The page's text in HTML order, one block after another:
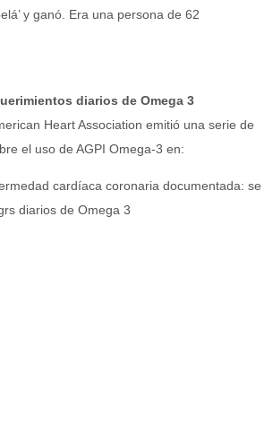
y ganó. Era una persona de 62
diarios de Omega 3
Heart Association emitió una serie de
el uso de AGPI Omega-3 en:
cardíaca coronaria documentada: se
diarios de Omega 3